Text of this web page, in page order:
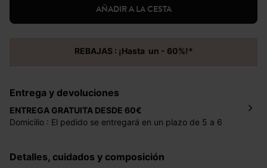
AÑADIR A LA CESTA
REBAJAS : ¡Hasta un - 60%!*
Entrega y devoluciones
ENTREGA GRATUITA DESDE 60€
Domicilio : El pedido se entregará en un plazo de 5 a 6
Mondial Relay : El pedido se entregará en un plazo de 5
Detalles, cuidados y composición